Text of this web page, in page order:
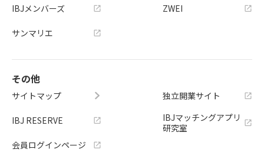
IBJメンバーズ
サンマリエ
ZWEI
その他
サイトマップ
IBJ RESERVE
会員ログインページ
独立開業サイト
IBJマッチングアプリ
研究室